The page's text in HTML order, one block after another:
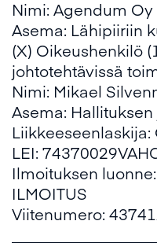
Nimi: Agendum Oy
Asema: Lähipiiriin
(X) Oikeushenkilö
johtotehtävissä
Nimi: Mikael
Asema:
Liikkeeseenlaskija:
LEI:
Ilmoituksen
ILMOITUS
Viitenumero: